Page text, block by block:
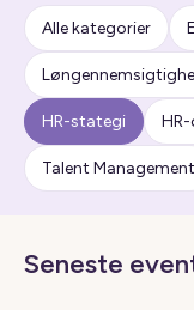
Alle kategorier
HR-stategi
Talent Management
Seneste